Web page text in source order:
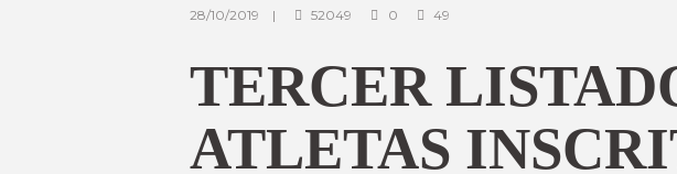
28/10/2019 52049 0 49
TERCER
ATLETAS